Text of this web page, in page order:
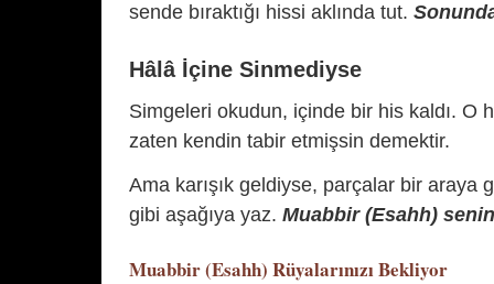
sende bıraktığı hissi aklında tut.
Hâlâ İçine Sinmediyse
Simgeleri okudun, içinde bir his kaldı. O
zaten kendin tabir etmişsin demektir.
Ama karışık geldiyse, parçalar bir araya
gibi aşağıya yaz. Muabbir (Esahh)
Muabbir (Esahh) Rüyalarınızı Bekliyor